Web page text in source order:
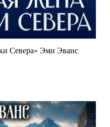
Севера» Эми Эванс